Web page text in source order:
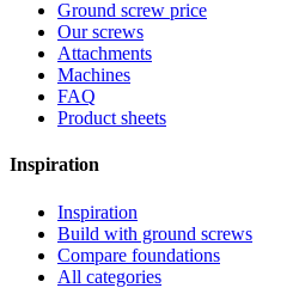
Ground screw price
Our screws
Attachments
Machines
FAQ
Product sheets
Inspiration
Inspiration
Build with ground screws
Compare foundations
All categories